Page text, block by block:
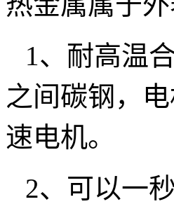
1、耐高温
之间碳钢，
速电机。
2、可以一